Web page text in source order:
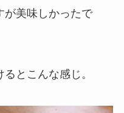
が美味しかったで
とこんな感じ。